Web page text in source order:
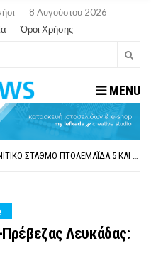
8 Αυγούστου 2026
Όροι Χρήσης
MENU
ΠΑΡΑΙΤΉΘΗΚΕ Η ΑΝΤΙΔΉΜΑΡΧΟΣ ΠΟΛΙΤΙΣΜΟΎ ΜΕΓΑΝΗΣΊΟΥ Κ . ΕΥΑΓΓΕΛΊΑ ΜΕΛΆ. Η ΕΠΙΣΤΟΛΉ ΤΗΣ ΠΑΡΑΊΤΗΣΗΣ
FAKE NEWS ΓΙΑ ΤΟ ΛΙΓΝΙΤΙΚΌ ΣΤΑΘΜΌ ΠΤΟΛΕΜΑΪ́ΔΑ 5 ΚΑΙ ΤΗΝ ΕΝΕΡΓΕΙΑΚΉ ΑΣΦΆΛΕΙΑ ΤΗΣ ΧΏΡΑΣ
Λευκάδας: